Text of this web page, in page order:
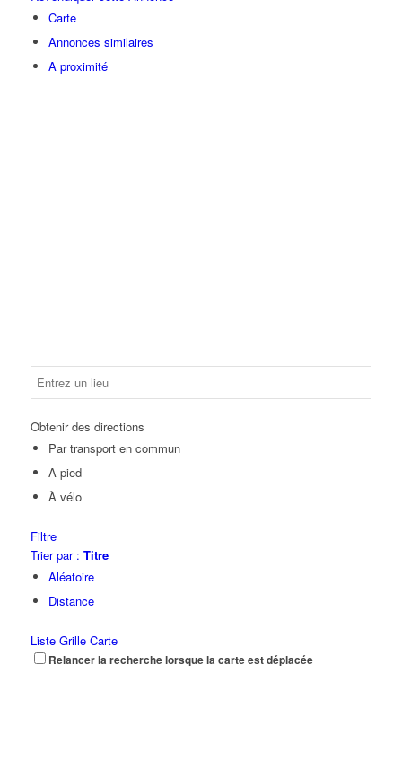
Carte
Annonces similaires
A proximité
Obtenir des directions
Par transport en commun
A pied
À vélo
Filtre
Trier par : Titre
Aléatoire
Distance
Liste Grille Carte
Relancer la recherche lorsque la carte est déplacée